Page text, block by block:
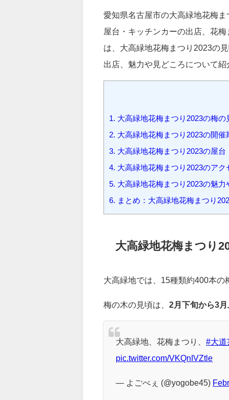
愛知県名古屋市の大高緑地花梅
出店、魅力や見どころについて
大高緑地花梅まつり2023の魅
大高緑地花梅まつり
大高緑地では、15種類約400本の
梅の木の見頃は、2月下旬から3月